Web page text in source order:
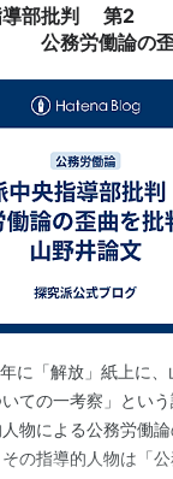
導部批判 第2
論の歪曲
に「解放」紙上に、
ての一考察」とい
物による公務労働
の指導的人物は「